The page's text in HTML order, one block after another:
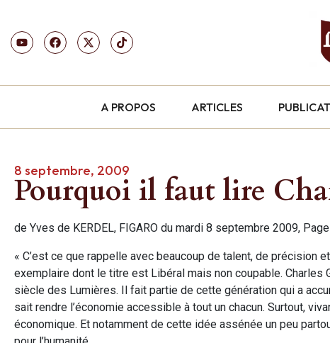
A PROPOS ARTICLES
8 septembre, 2009
Pourquoi il faut lire
de Yves de KERDEL, FIGARO du mardi 8 septembre 2009,
« C’est ce que rappelle avec beaucoup de talent, de précision
exemplaire dont le titre est Libéral mais non coupable. Charles
siècle des Lumières. Il fait partie de cette génération qui a
sait rendre l’économie accessible à tout un chacun. Surtout,
économique. Et notamment de cette idée assénée un peu